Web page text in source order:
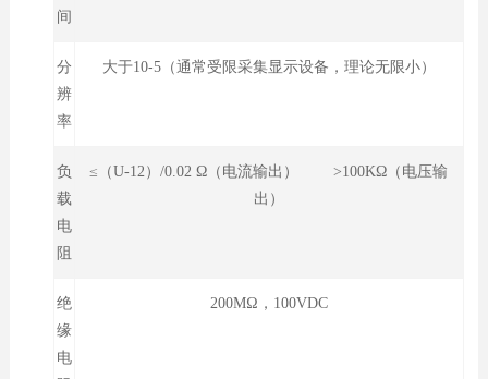
间
分
辨
率
大于10-5（通常受限采集显示设备，理论无限小）
负
载
电
阻
≤（U-12）/0.02 Ω（电流输出） >100KΩ（电压输
出）
绝
缘
电
200MΩ，100VDC